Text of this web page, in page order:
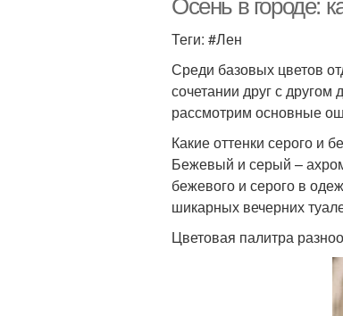
Осень в городе:
Теги: #Лен
Среди базовых цветов
сочетании друг с
рассмотрим основные
Какие оттенки серого и
Бежевый и серый –
бежевого и серого в
шикарных вечерних
Цветовая палитра